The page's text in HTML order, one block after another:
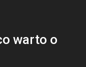
warto o